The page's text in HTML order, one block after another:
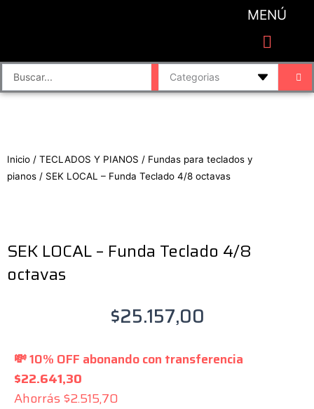
MENÚ
Search
...
Inicio / TECLADOS Y PIANOS / Fundas para teclados y
pianos / SEK LOCAL – Funda Teclado 4/8 octavas
SEK LOCAL – Funda Teclado 4/8
octavas
$25.157,00
💸 10% OFF abonando con transferencia
$22.641,30
Ahorrás $2.515,70